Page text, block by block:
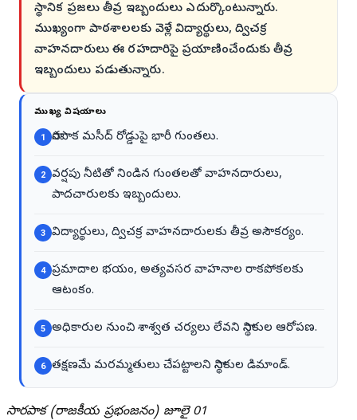
స్థానిక ప్రజలు తీవ్ర ఇబ్బందులు ఎదుర్కొంటున్నారు.
ముఖ్యంగా పాఠశాలలకు వెళ్లే విద్యార్థులు, ద్విచక్ర
వాహనదారులు ఈ రహదారిపై ప్రయాణించేందుకు తీవ్ర
ఇబ్బందులు పడుతున్నారు.
ముఖ్య విషయాలు
1 సారపాక మసీద్ రోడ్డుపై భారీ గుంతలు.
2
వర్షపు నీటితో నిండిన గుంతలతో వాహనదారులు,
పాదచారులకు ఇబ్బందులు.
3 విద్యార్థులు, ద్విచక్ర వాహనదారులకు తీవ్ర అసౌకర్యం.
4
ప్రమాదాల భయం, అత్యవసర వాహనాల రాకపోకలకు
ఆటంకం.
5 అధికారుల నుంచి శాశ్వత చర్యలు లేవని స్థానికుల ఆరోపణ.
6 తక్షణమే మరమ్మతులు చేపట్టాలని స్థానికుల డిమాండ్.
సారపాక (రాజకీయ ప్రభంజనం) జూలై 01